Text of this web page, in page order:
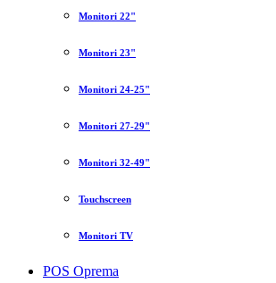
Monitori 22"
Monitori 23"
Monitori 24-25"
Monitori 27-29"
Monitori 32-49"
Touchscreen
Monitori TV
POS Oprema